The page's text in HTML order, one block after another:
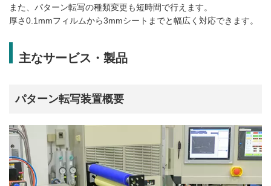
また、パターン転写の種類変更も短時間で行えます。
厚さ0.1mmフィルムから3mmシートまでと幅広く対応できます。
主なサービス・製品
パターン転写装置概要